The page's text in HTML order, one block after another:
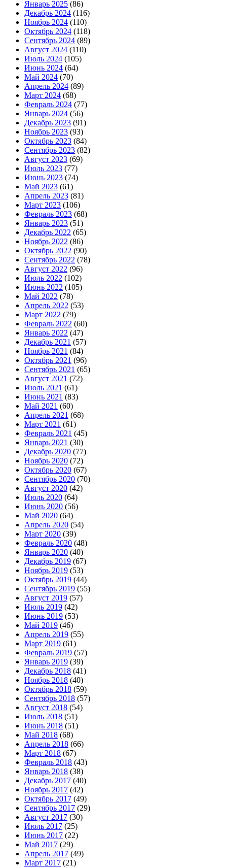
Январь 2025 (86)
Декабрь 2024 (116)
Ноябрь 2024 (110)
Октябрь 2024 (118)
Сентябрь 2024 (89)
Август 2024 (110)
Июль 2024 (105)
Июнь 2024 (64)
Май 2024 (70)
Апрель 2024 (89)
Март 2024 (68)
Февраль 2024 (77)
Январь 2024 (56)
Декабрь 2023 (91)
Ноябрь 2023 (93)
Октябрь 2023 (84)
Сентябрь 2023 (82)
Август 2023 (69)
Июль 2023 (77)
Июнь 2023 (74)
Май 2023 (61)
Апрель 2023 (81)
Март 2023 (106)
Февраль 2023 (68)
Январь 2023 (51)
Декабрь 2022 (65)
Ноябрь 2022 (86)
Октябрь 2022 (90)
Сентябрь 2022 (78)
Август 2022 (96)
Июль 2022 (102)
Июнь 2022 (105)
Май 2022 (78)
Апрель 2022 (53)
Март 2022 (79)
Февраль 2022 (60)
Январь 2022 (47)
Декабрь 2021 (57)
Ноябрь 2021 (84)
Октябрь 2021 (96)
Сентябрь 2021 (65)
Август 2021 (72)
Июль 2021 (61)
Июнь 2021 (83)
Май 2021 (60)
Апрель 2021 (68)
Март 2021 (61)
Февраль 2021 (45)
Январь 2021 (30)
Декабрь 2020 (77)
Ноябрь 2020 (72)
Октябрь 2020 (67)
Сентябрь 2020 (70)
Август 2020 (42)
Июль 2020 (64)
Июнь 2020 (56)
Май 2020 (64)
Апрель 2020 (54)
Март 2020 (39)
Февраль 2020 (48)
Январь 2020 (40)
Декабрь 2019 (67)
Ноябрь 2019 (53)
Октябрь 2019 (44)
Сентябрь 2019 (55)
Август 2019 (57)
Июль 2019 (42)
Июнь 2019 (53)
Май 2019 (46)
Апрель 2019 (55)
Март 2019 (61)
Февраль 2019 (57)
Январь 2019 (39)
Декабрь 2018 (41)
Ноябрь 2018 (40)
Октябрь 2018 (59)
Сентябрь 2018 (57)
Август 2018 (54)
Июль 2018 (51)
Июнь 2018 (51)
Май 2018 (68)
Апрель 2018 (66)
Март 2018 (67)
Февраль 2018 (43)
Январь 2018 (38)
Декабрь 2017 (40)
Ноябрь 2017 (42)
Октябрь 2017 (49)
Сентябрь 2017 (29)
Август 2017 (30)
Июль 2017 (25)
Июнь 2017 (22)
Май 2017 (29)
Апрель 2017 (49)
Март 2017 (21)